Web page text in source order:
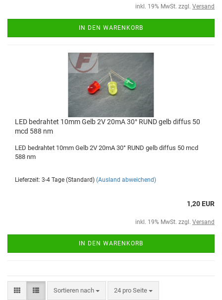
inkl. 19% MwSt. zzgl. Versand
IN DEN WARENKORB
LED bedrahtet 10mm Gelb 2V 20mA 30° RUND gelb diffus 50
mcd 588 nm
LED bedrahtet 10mm Gelb 2V 20mA 30° RUND gelb diffus 50 mcd
588 nm
Lieferzeit: 3-4 Tage (Standard) (Ausland abweichend)
1,20 EUR
inkl. 19% MwSt. zzgl. Versand
IN DEN WARENKORB
Sortieren nach 24 pro Seite